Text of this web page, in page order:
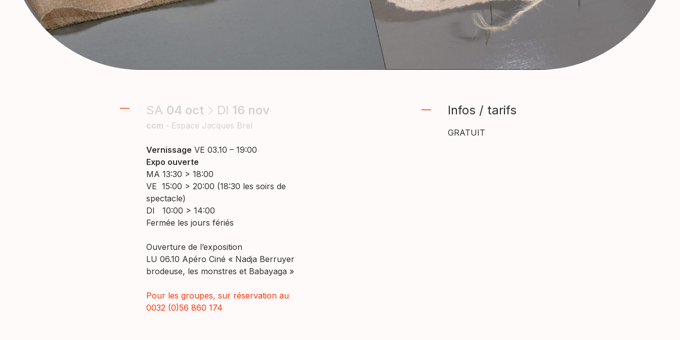
SA 04 oct DI 16 nov
ccm - Espace Jacques Brel
Vernissage VE 03.10 – 19:00
Expo ouverte
MA 13:30 > 18:00
VE 15:00 > 20:00 (18:30 les soirs de
spectacle)
DI 10:00 > 14:00
Fermée les jours fériés
Ouverture de l’exposition
LU 06.10 Apéro Ciné « Nadja Berruyer
brodeuse, les monstres et Babayaga »
Pour les groupes, sur réservation au
0032 (0)56 860 174
Infos / tarifs
GRATUIT